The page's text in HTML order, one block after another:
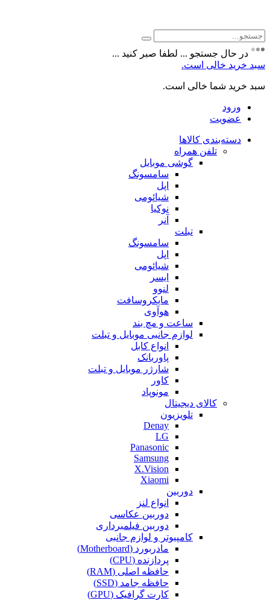
جستجو
برای:
در حال جستجو ... لطفا صبر کنید ...
سبد خرید خالی است.
سبد خرید شما خالی است.
ورود
عضویت
دسته‌بندی کالاها
تلفن همراه
گوشی موبایل
سامسونگ
اپل
شیائومی
نوکیا
آنر
تبلت
سامسونگ
اپل
شیائومی
ایسر
لنوو
مایکروسافت
هوآوی
ساعت و مچ بند
لوازم جانبی موبایل و تبلت
انواع کابل
پاوربانک
شارژر موبایل و تبلت
کاور
مونوپاد
کالای دیجیتال
تلویزیون
Denay
LG
Panasonic
Samsung
X.Vision
Xiaomi
دوربین
انواع لنز
دوربین عکاسی
دوربین فیلمبرداری
کامپیوتر و لوازم جانبی
مادربورد (Motherboard)
پردازنده (CPU)
حافظه اصلی (RAM)
حافظه جامد (SSD)
کارت گرافیک (GPU)